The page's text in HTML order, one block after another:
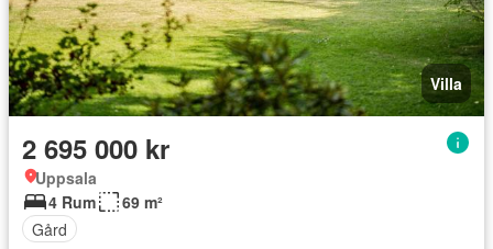
Villa
2 695 000 kr
Uppsala
4 Rum
69 m²
Gård